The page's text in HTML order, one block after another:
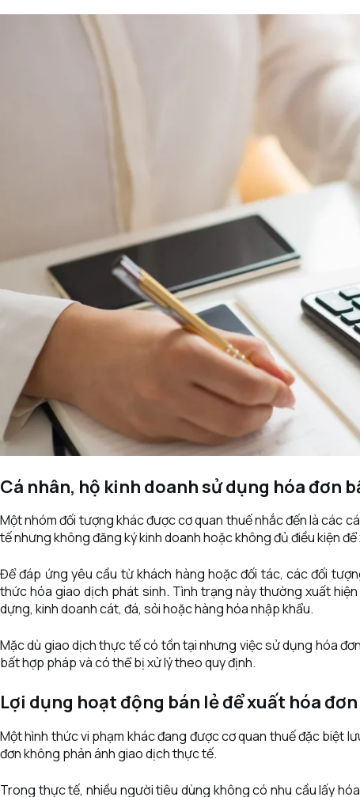
Cá nhân, hộ kinh doanh sử dụng hóa đơn
Một nhóm đối tượng khác được cơ quan thuế nhắc đến là các
tế nhưng không đăng ký kinh doanh hoặc không đủ điều kiện
Để đáp ứng yêu cầu từ khách hàng hoặc đối tác, các đối
thức hóa giao dịch phát sinh. Tình trạng này thường xuất
dựng, kinh doanh cát, đá, sỏi hoặc hàng hóa nhập khẩu.
Mặc dù giao dịch thực tế có tồn tại nhưng việc sử dụng hóa
bất hợp pháp và có thể bị xử lý theo quy định.
Lợi dụng hoạt động bán lẻ để xuất hóa
Một hình thức vi phạm khác đang được cơ quan thuế đặc biệt
đơn không phản ánh giao dịch thực tế.
Trong thực tế, nhiều người tiêu dùng không có nhu cầu lấy